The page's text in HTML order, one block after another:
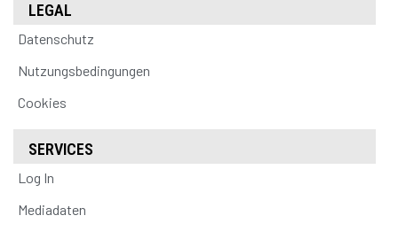
LEGAL
Datenschutz
Nutzungsbedingungen
Cookies
SERVICES
Log In
Mediadaten